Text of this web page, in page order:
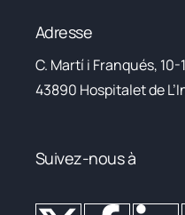
Adresse
C. Martí i Franqués, 10-
43890 Hospitalet de
Suivez-nous à